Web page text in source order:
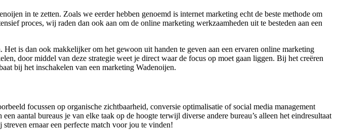
in te zetten. Zoals we eerder hebben genoemd is internet marketing echt de beste methode om
proces, wij raden dan ook aan om de online marketing werkzaamheden uit te besteden aan een
is dan ook makkelijker om het gewoon uit handen te geven aan een ervaren online marketing
door middel van deze strategie weet je direct waar de focus op moet gaan liggen. Bij het creëren
bij het inschakelen van een marketing Wadenoijen.
focussen op organische zichtbaarheid, conversie optimalisatie of social media management
aantal bureaus je van elke taak op de hoogte terwijl diverse andere bureau’s alleen het eindresultaat
ernaar een perfecte match voor jou te vinden!